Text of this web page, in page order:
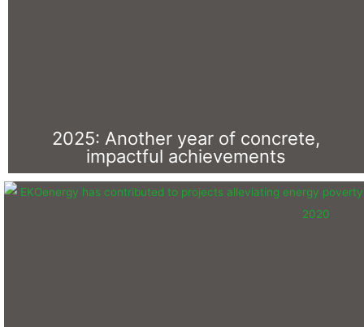
2025: Another year of concrete,
impactful achievements